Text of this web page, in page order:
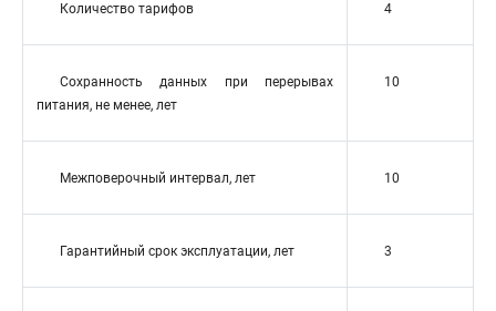
Количество тарифов 4
Сохранность данных при перерывах
питания, не менее, лет
10
Межповерочный интервал, лет 10
Гарантийный срок эксплуатации, лет 3